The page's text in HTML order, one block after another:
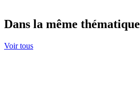
Dans la même thématique
Voir tous